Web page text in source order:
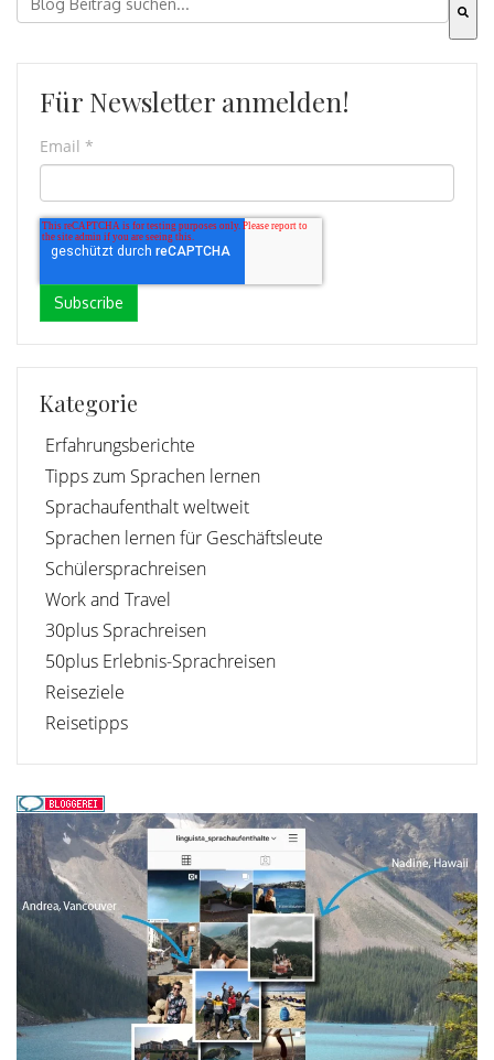
Für Newsletter anmelden!
Email *
Kategorie
Erfahrungsberichte
Tipps zum Sprachen lernen
Sprachaufenthalt weltweit
Sprachen lernen für Geschäftsleute
Schülersprachreisen
Work and Travel
30plus Sprachreisen
50plus Erlebnis-Sprachreisen
Reiseziele
Reisetipps